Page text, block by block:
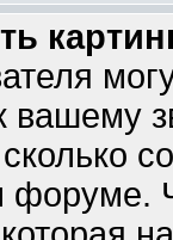
вашему
форуме.